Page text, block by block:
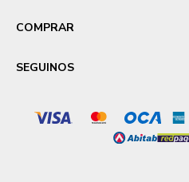
COMPRAR
SEGUINOS